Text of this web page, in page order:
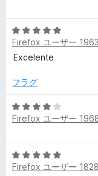
価
中
3
の
価
5
段
階
5
評
価
Firefox ユーザー
Excelente
フラグ
5
段
4
の
Firefox ユーザー
5
段
Firefox ユーザー